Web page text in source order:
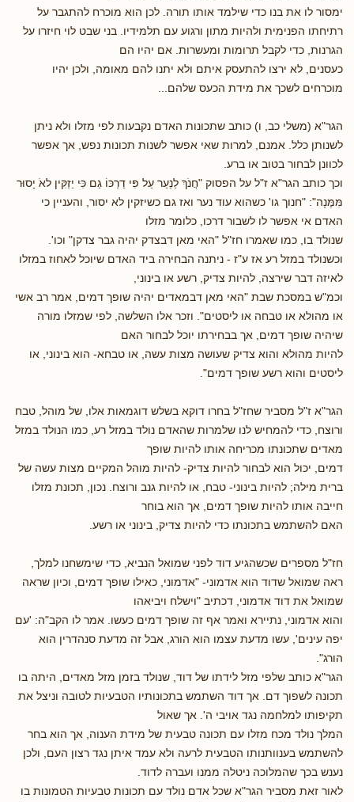
ימסור לו את בנו כדי שילמד אותו תורה. לכן הוא מוכרח להתגבר על
רתיחתו הפנימית ולהיות מתון ורגוע עם תלמידיו. בני שבט לוי חיזרו על
הגרנות, כדי לקבל תרומות ומעשרות. אם יהיו הם
כעסנים, לא ירצו להתעסק איתם ולא יתנו להם מאומה, ולכן יהיו
מוכרחים לשכך את מידת הכעס שלהם...
הגר"א (משלי כב, ו) כותב שתכונות האדם נקבעות לפי מזלו ולא ניתן
לשנותן כלל. אמנם, למרות שאי אפשר לשנות תכונות נפש, אך אפשר
לכוונן לבחור בטוב או ברע.
וכך כותב הגר"א ז"ל על הפסוק "חֲנֹךְ לַנַעַר עַל פִּי דַרְכּוֹ גַם כִּּי יַזְקִּין לאֹ יָסוּר
מִּמֶּנָה": "חנוך גו' כשהוא עוד נער ואז גם כשיזקין לא יסור, והעניין כי
האדם אי אפשר לו לשבור דרכו, כלומר מזלו
שנולד בו, כמו שאמרו חז"ל "האי מאן דבצדק יהיה גבר צדקן" וכו'.
וכשנולד במזל רע אז ע"ז - ניתנה הבחירה ביד האדם שיוכל לאחוז במזלו
לאיזה דבר שירצה, להיות צדיק, רשע או בינוני,
וכמ"ש במסכת שבת "האי מאן דבמאדים יהיה שופך דמים, אמר רב אשי
או מהולא או טבחה או ליסטים". וזכר אלו השלשה, לפי שמזלו מורה
שיהיה שופך דמים, אך בבחירתו יוכל לבחור האם
להיות מהולא והוא צדיק שעושה מצות עשה, או טבחא- הוא בינוני, או
ליסטים והוא רשע שופך דמים".
הגר"א ז"ל מסביר שחז"ל בחרו דוקא בשלש דוגמאות אלו, של מוהל, טבח
ורוצח, כדי להמחיש לנו שלמרות שהאדם נולד במזל רע, כמו הנולד במזל
מאדים שתכונתו מכריחה אותו להיות שופך
דמים, יכול הוא לבחור להיות צדיק- להיות מוהל המקיים מצות עשה של
ברית מילה; להיות בינוני- טבח, או להיות גנב ורוצח. נכון, תכונת מזלו
חייבה אותו להיות שופך דמים, אך הוא בוחר
האם להשתמש בתכונתו כדי להיות צדיק, בינוני או רשע.
חז"ל מספרים שכשהגיע דוד לפני שמואל הנביא, כדי שימשחנו למלך,
ראה שמואל שדוד הוא אדמוני- "אדמוני, כאילו שופך דמים, וכיון שראה
שמואל את דוד אדמוני, דכתיב "וישלח ויביאהו
והוא אדמוני, נתיירא ואמר אף זה שופך דמים כעשו. אמר לו הקב"ה: 'עם
יפה עינים', עשו מדעת עצמו הוא הורג, אבל זה מדעת סנהדרין הוא
הורג".
הגר"א כותב שלפי מזל לידתו של דוד, שנולד בזמן מזל מאדים, היתה בו
תכונה לשפוך דם. אך דוד השתמש בתכונותיו הטבעיות לטובה וניצל את
תקיפותו למלחמה נגד אויבי ה'. אך שאול
המלך נולד מכח מזלו עם תכונה טבעית של מידת הענוה, אך הוא בחר
להשתמש בענוותנותו הטבעית לרעה ולא עמד איתן נגד רצון העם, ולכן
נענש בכך שהמלוכה ניטלה ממנו ועברה לדוד.
לאור זאת מסביר הגר"א שכל אדם נולד עם תכונות טבעיות הטמונות בו